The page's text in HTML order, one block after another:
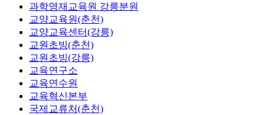
과학영재교육원 강릉분원
교양교육원(춘천)
교양교육센터(강릉)
교원초빙(춘천)
교원초빙(강릉)
교육연구소
교육연수원
교육혁신본부
국제교류처(춘천)